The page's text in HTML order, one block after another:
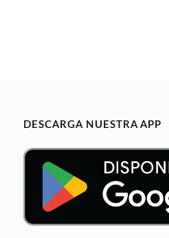
DESCARGA NUESTRA APP